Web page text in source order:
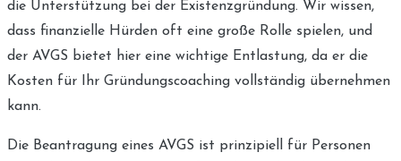
die Unterstützung bei der Existenzgründung. Wir wissen,
dass finanzielle Hürden oft eine große Rolle spielen, und
der AVGS bietet hier eine wichtige Entlastung, da er die
Kosten für Ihr Gründungscoaching vollständig übernehmen
kann.
Die Beantragung eines AVGS ist prinzipiell für Personen